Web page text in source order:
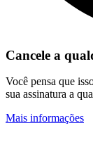
Cancele a
Você pensa que
sua assinatura a
Mais informações